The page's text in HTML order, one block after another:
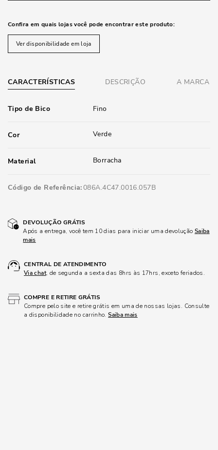
Confira em quais lojas você pode encontrar este produto:
Ver disponibilidade em loja
CARACTERÍSTICAS DESCRIÇÃO A MARCA
Tipo de Bico Fino
Cor Verde
Material Borracha
Código de Referência 086A.4C47.0016.057B
DEVOLUÇÃO GRÁTIS
Após a entrega, você tem 10 dias para iniciar uma devolução Saiba
mais
CENTRAL DE ATENDIMENTO
Via chat, de segunda a sexta das 8hrs às 17hrs, exceto feriados.
COMPRE E RETIRE GRÁTIS
Compre pelo site e retire grátis em uma de nossas lojas. Consulte
a disponibilidade no carrinho.Saiba mais